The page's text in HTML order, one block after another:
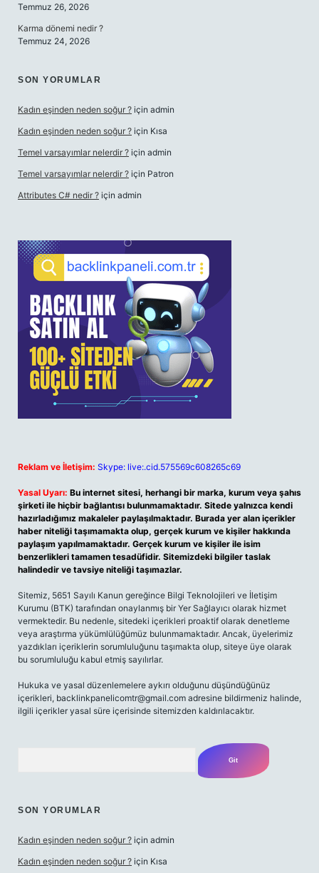
Temmuz 26, 2026
Karma dönemi nedir ?
Temmuz 24, 2026
SON YORUMLAR
Kadın eşinden neden soğur ? için admin
Kadın eşinden neden soğur ? için Kısa
Temel varsayımlar nelerdir ? için admin
Temel varsayımlar nelerdir ? için Patron
Attributes C# nedir ? için admin
Reklam ve İletişim: Skype: live:.cid.575569c608265c69
Yasal Uyarı: Bu internet sitesi, herhangi bir marka, kurum veya şahıs
şirketi ile hiçbir bağlantısı bulunmamaktadır. Sitede yalnızca kendi
hazırladığımız makaleler paylaşılmaktadır. Burada yer alan içerikler
haber niteliği taşımamakta olup, gerçek kurum ve kişiler hakkında
paylaşım yapılmamaktadır. Gerçek kurum ve kişiler ile isim
benzerlikleri tamamen tesadüfidir. Sitemizdeki bilgiler taslak
halindedir ve tavsiye niteliği taşımazlar.
Sitemiz, 5651 Sayılı Kanun gereğince Bilgi Teknolojileri ve İletişim
Kurumu (BTK) tarafından onaylanmış bir Yer Sağlayıcı olarak hizmet
vermektedir. Bu nedenle, sitedeki içerikleri proaktif olarak denetleme
veya araştırma yükümlülüğümüz bulunmamaktadır. Ancak, üyelerimiz
yazdıkları içeriklerin sorumluluğunu taşımakta olup, siteye üye olarak
bu sorumluluğu kabul etmiş sayılırlar.
Hukuka ve yasal düzenlemelere aykırı olduğunu düşündüğünüz
içerikleri, backlinkpanelicomtr@gmail.com adresine bildirmeniz halinde,
ilgili içerikler yasal süre içerisinde sitemizden kaldırılacaktır.
SON YORUMLAR
Kadın eşinden neden soğur ? için admin
Kadın eşinden neden soğur ? için Kısa